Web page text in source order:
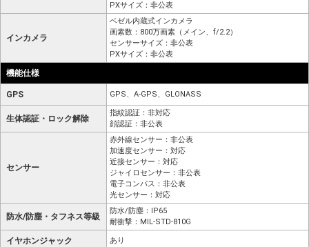
PXサイズ：非公表
インカメラ
ベゼル内蔵式インカメラ
画素数：800万画素（メイン、f/2.2）
センサーサイズ：非公表
PXサイズ：非公表
機能仕様
GPS GPS、A-GPS、GLONASS
生体認証・ロック解除
指紋認証：非対応
顔認証：非公表
センサー
赤外線センサー：非公表
加速度センサー：対応
近接センサー：対応
ジャイロセンサー：非公表
電子コンパス：非公表
光センサー：対応
防水/防塵・タフネス等級
防水/防塵：IP65
耐衝撃：MIL-STD-810G
イヤホンジャック あり